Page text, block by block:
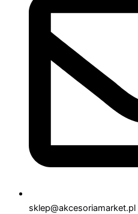
sklep@akcesoriamarket.pl